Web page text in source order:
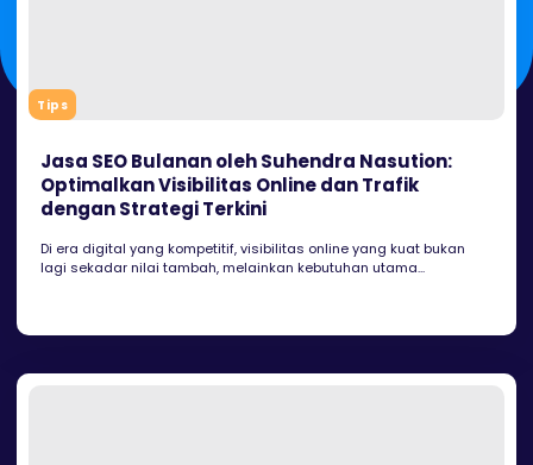
Tips
Jasa SEO Bulanan oleh Suhendra Nasution:
Optimalkan Visibilitas Online dan Trafik
dengan Strategi Terkini
Di era digital yang kompetitif, visibilitas online yang kuat bukan
lagi sekadar nilai tambah, melainkan kebutuhan utama...